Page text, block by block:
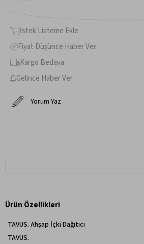
İstek Listeme Ekle
Fiyat Düşünce Haber Ver
Kargo Bedava
Gelince Haber Ver
Yorum Yaz
Ürün Özellikleri
TAVUS. Ahşap İçki Dağıtıcı
TAVUS.